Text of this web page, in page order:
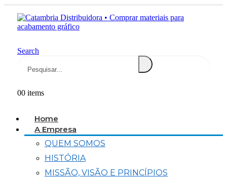
Search
00 items
Home
A Empresa
QUEM SOMOS
HISTÓRIA
MISSÃO, VISÃO E PRINCÍPIOS